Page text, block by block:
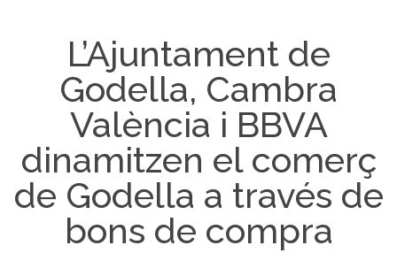
L’Ajuntament de
Godella, Cambra
València i BBVA
dinamitzen el comerç
de Godella a través de
bons de compra